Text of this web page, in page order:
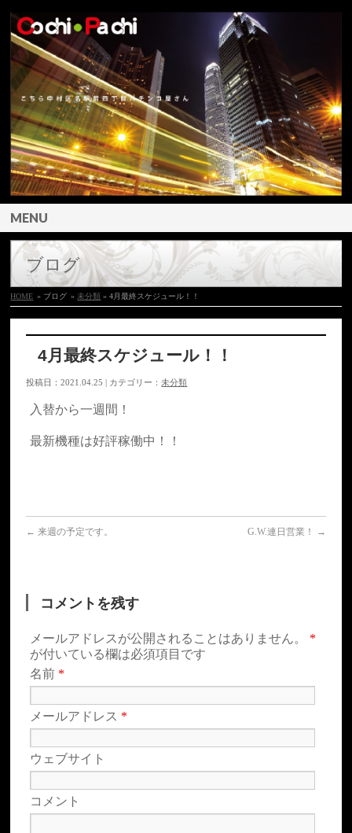
MENU
ブログ
HOME » ブログ »未分類 » 4月最終スケジュール！！
4月最終スケジュール！！
投稿日：2021.04.25 | カテゴリー：未分類
入替から一週間！
最新機種は好評稼働中！！
← 来週の予定です。 G.W.連日営業！ →
コメントを残す
メールアドレスが公開されることはありません。 *
が付いている欄は必須項目です
名前 *
メールアドレス *
ウェブサイト
コメント